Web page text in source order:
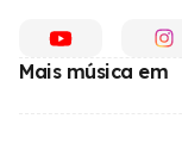
Mais música em